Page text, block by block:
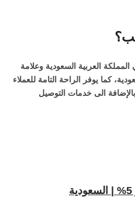
العربية السعودية وعلامة
كما يوفر الراحة التامة للعملاء
الى خدمات التوصيل